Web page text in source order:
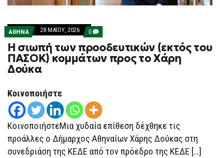
ΑΘΗΝΑ 28 ΜΑΪ́ΟΥ, 2026 0 COMMENTS
ON
Η
ΣΙΩΠΉ
ΤΩΝ
ΠΡΟΣ
ΤΟ
ΧΆΡΗ
ΔΟΎΚΑ
Η σιωπή των προοδευτικών (εκτός του
ΠΑΣΟΚ) κομμάτων προς το Χάρη
Δούκα
Κοινοποιήστε
ΚοινοποιήστεΜια χυδαία επίθεση δέχθηκε τις
προάλλες ο Δήμαρχος Αθηναίων Χάρης Δούκας στη
συνεδριάση της ΚΕΔΕ από τον πρόεδρο της ΚΕΔΕ […]